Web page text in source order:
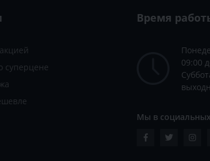
суперцене
Время
09:00
Мы в социальных